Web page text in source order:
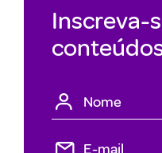
Inscreva-